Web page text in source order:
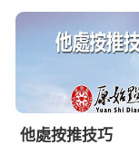
他處按推技巧